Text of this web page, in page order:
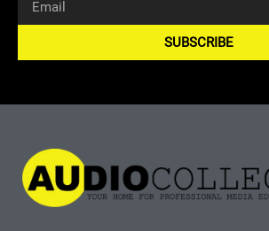
SUBSCRIBE